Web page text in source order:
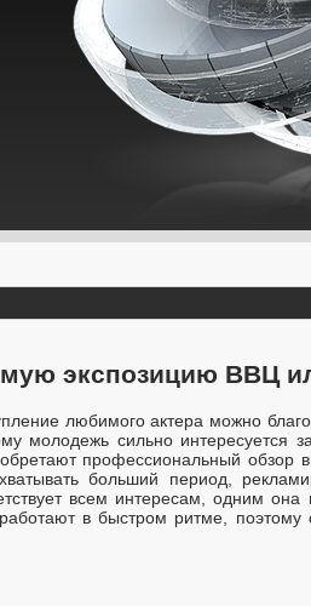
экспозицию ВВЦ
любимого актера можно
молодежь сильно интересуется
профессиональный обзор
больший период,
всем интересам, одним она
в быстром ритме, поэтому